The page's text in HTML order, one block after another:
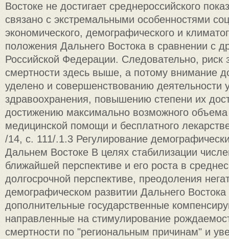
Востоке не достигает среднероссийского
связано с экстремальными особенностями
экономического, демографического и
положения Дальнего Востока в сравнении с
Российской Федерации. Следовательно, риск
смертности здесь выше, а потому внимание
уделено и совершенствованию деятельности
здравоохранения, повышению степени их
достижению максимально возможного объема
медицинской помощи и бесплатного
/14, с. 111/.1.3 Регулирование
Дальнем Востоке В целях стабилизации
ближайшей перспективе и его роста в
долгосрочной перспективе, преодоления
демографическом развитии Дальнего
дополнительные государственные
направленные на стимулирование
смертности по "региональным причинам" и